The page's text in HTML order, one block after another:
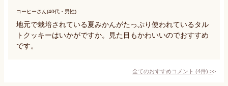
コーヒーさん(40代・男性)
地元で栽培されている夏みかんがたっぷり使われているタル
トクッキーはいかがですか。見た目もかわいいのでおすすめ
です。
全てのおすすめコメント (4件) >